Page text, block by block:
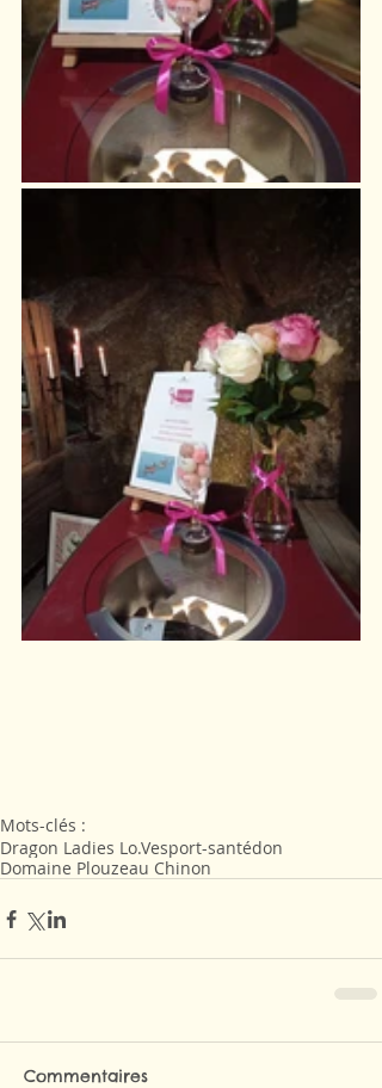
Mots-clés :
Dragon Ladies Lo.Vesport-santédon
Domaine Plouzeau Chinon
Commentaires